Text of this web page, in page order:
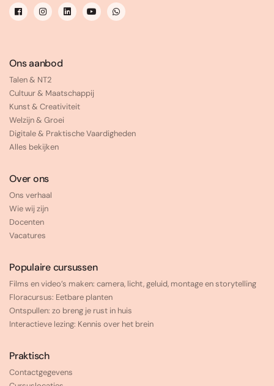
Ons aanbod
Talen & NT2
Cultuur & Maatschappij
Kunst & Creativiteit
Welzijn & Groei
Digitale & Praktische Vaardigheden
Alles bekijken
Over ons
Ons verhaal
Wie wij zijn
Docenten
Vacatures
Populaire cursussen
Films en video’s maken: camera, licht, geluid, montage en storytelling
Floracursus: Eetbare planten
Ontspullen: zo breng je rust in huis
Interactieve lezing: Kennis over het brein
Praktisch
Contactgegevens